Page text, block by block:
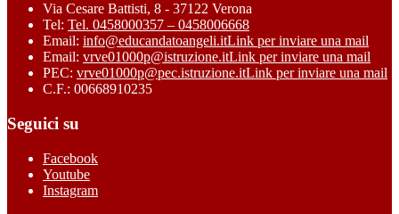
Via Cesare Battisti, 8 - 37122 Verona
Tel: Tel. 0458000357 – 0458006668
Email: info@educandatoangeli.itLink per inviare una mail
Email: vrve01000p@istruzione.itLink per inviare una mail
PEC: vrve01000p@pec.istruzione.itLink per inviare una mail
C.F.: 00668910235
Seguici su
Facebook
Youtube
Instagram